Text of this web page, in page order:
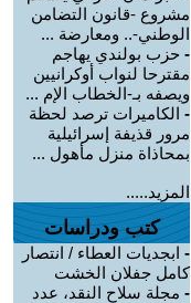
مشروع -قانون التضامن
الوطني-.. ومعارضة ...
- حزب بولندي يهاجم
مقترحا لنواب أوكرانيين
ويصفه بـ-الخطاب الإم ...
- الكاميرات ترصد لحظة
مرور قذيفة إسرائيلية
بمحاذاة منزل مأهول ...
المزيد.....
كتب ودراسات
- ابجديات العطاء / انتصار
كامل جفلان الخشت
- مجلة سلاح النقد، عدد